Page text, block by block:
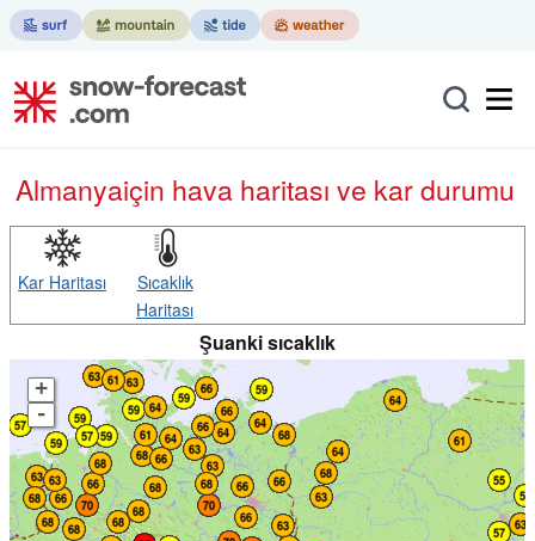
Almanyaiçin hava haritası ve kar durumu
Kar Haritası
Sıcaklık
Haritası
Şuanki sıcaklık
+
-